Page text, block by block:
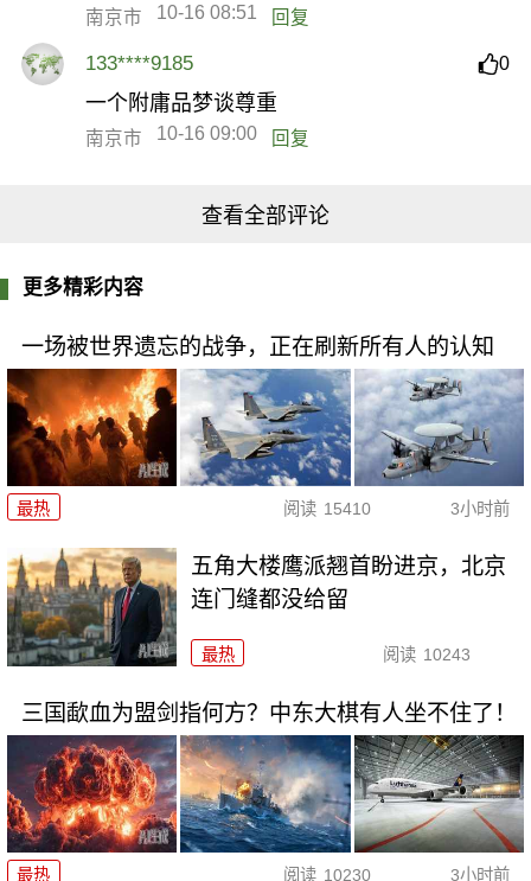
南京市 10-16 08:51 回复
133****9185 0
一个附庸品梦谈尊重
南京市 10-16 09:00 回复
查看全部评论
更多精彩内容
一场被世界遗忘的战争，正在刷新所有人的认知
最热 阅读 15410 3小时前
五角大楼鹰派翘首盼进京，北京
连门缝都没给留
最热 阅读 10243
三国歃血为盟剑指何方？中东大棋有人坐不住了！
最热 阅读 10230 3小时前